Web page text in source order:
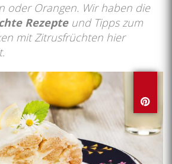
oder Orangen. Wir haben die
Rezepteund Tipps zum
mit Zitrusfrüchten hier